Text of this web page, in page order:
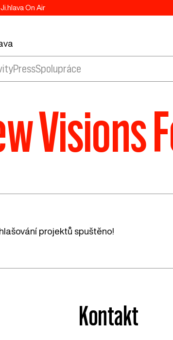
Ji.hlava On Air
PressSpolupráce
Visions
projektů spuštěno!
Kontakt